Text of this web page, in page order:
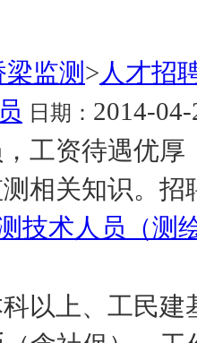
梁监测 > 人才招
日期： 2014-
工资待遇优
相关知识。招
技术人员（测
以上、工民